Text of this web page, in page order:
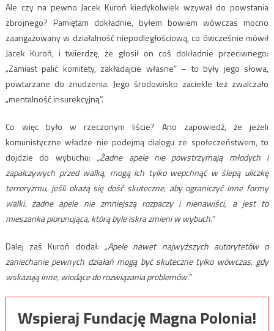
Ale czy na pewno Jacek Kuroń kiedykolwiek wzywał do powstania
zbrojnego? Pamiętam dokładnie, byłem bowiem wówczas mocno
zaangażowany w działalność niepodległościową, co ówcześnie mówił
Jacek Kuroń, i twierdzę, że głosił on coś dokładnie przeciwnego:
„Zamiast palić komitety, zakładajcie własne” – to były jego słowa,
powtarzane do znudzenia. Jego środowisko zaciekle też zwalczało
„mentalność insurekcyjną”.
Co więc było w rzeczonym liście? Ano zapowiedź, że jeżeli
komunistyczne władze nie podejmą dialogu ze społeczeństwem, to
dojdzie do wybuchu:„Żadne apele nie powstrzymają młodych i
zapalczywych przed walką, mogą ich tylko wepchnąć w ślepą uliczkę
terroryzmu, jeśli okażą się dość skuteczne, aby ograniczyć inne formy
walki. żadne apele nie zmniejszą rozpaczy i nienawiści, a jest to
mieszanka piorunująca, którą byle iskra zmieni w wybuch.”
Dalej zaś Kuroń dodał: „Apele nawet najwyższych autorytetów o
zaniechanie pewnych działań mogą być skuteczne tylko wówczas, gdy
wskazują inne, wiodące do rozwiązania problemów.”
Wspieraj Fundację Magna Polonia!